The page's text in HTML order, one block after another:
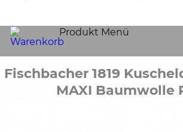
Produkt Menü
Fischbacher 1819
MAXI Baumwolle